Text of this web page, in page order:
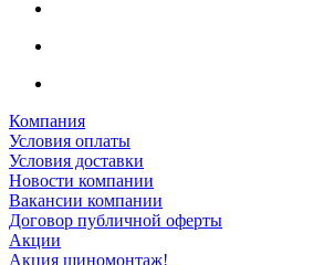
Компания
Условия оплаты
Условия доставки
Новости компании
Вакансии компании
Договор публичной оферты
Акции
Акция шиномонтаж!